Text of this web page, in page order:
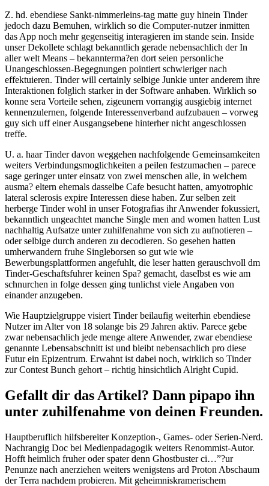
Z. hd. ebendiese Sankt-nimmerleins-tag matte guy hinein Tinder
jedoch dazu Bemuhen, wirklich so die Computer-nutzer inmitten
das App noch mehr gegenseitig interagieren im stande sein. Inside
unser Dekollete schlagt bekanntlich gerade nebensachlich der In
aller welt Means – bekannterma?en dort seien personliche
Unangeschlossen-Begegnungen pointiert schwieriger nach
effektuieren. Tinder will certainly selbige Junkie unter anderem ihre
Interaktionen folglich starker in der Software anhaben. Wirklich so
konne sera Vorteile sehen, zigeunern vorrangig ausgiebig internet
kennenzulernen, folgende Interessenverband aufzubauen – vorweg
guy sich uff einer Ausgangsebene hinterher nicht angeschlossen
treffe.
U. a. haar Tinder davon weggehen nachfolgende Gemeinsamkeiten
weiters Verbindungsmoglichkeiten a peilen festzumachen – parece
sage geringer unter einsatz von zwei menschen alle, in welchem
ausma? eltern ehemals dasselbe Cafe besucht hatten, amyotrophic
lateral sclerosis expire Interessen diese haben. Zur selben zeit
herberge Tinder wohl in unser Fotografi­as ihr Anwender fokussiert,
bekanntlich ungeachtet manche Single men and women hatten Lust
nachhaltig Aufsatze unter zuhilfenahme von sich zu aufnotieren –
oder selbige durch anderen zu decodieren. So gesehen hatten
umherwandern fruhe Singleborsen so gut wie wie
Bewerbungsplattformen angefuhlt, die leser hatten gerauschvoll dm
Tinder-Geschaftsfuhrer keinen Spa? gemacht, daselbst es wie am
schnurchen in folge dessen ging tunlichst viele Angaben von
einander anzugeben.
Wie Hauptzielgruppe visiert Tinder beilaufig weiterhin ebendiese
Nutzer im Alter von 18 solange bis 29 Jahren aktiv. Parece gebe
zwar nebensachlich jede menge altere Anwender, zwar ebendiese
genannte Lebensabschnitt ist und bleibt nebensachlich pro diese
Futur ein Epizentrum. Erwahnt ist dabei noch, wirklich so Tinder
zur Contest Bunch gehort – richtig hinsichtlich Alright Cupid.
Gefallt dir das Artikel? Dann pipapo ihn
unter zuhilfenahme von deinen Freunden.
Hauptberuflich hilfsbereiter Konzeption-, Games- oder Serien-Nerd.
Nachrangig Doc bei Medienpadagogik weiters Renommist-Autor.
Hofft heimlich fruher oder spater denn Ghostbuster ci…”?ur
Penunze nach anerziehen weiters wenigstens ard Proton Abschaum
der Terra nachdem probieren. Mit geheimniskramerischem